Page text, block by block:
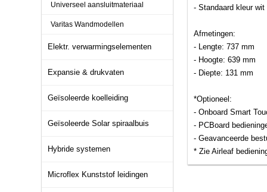
Universeel aansluitmateriaal
Varitas Wandmodellen
Elektr. verwarmingselementen
Expansie & drukvaten
Geïsoleerde koelleiding
Geïsoleerde Solar spiraalbuis
Hybride systemen
Microflex Kunststof leidingen
- Standaard kleur wit
Afmetingen:
- Lengte: 737 mm
- Hoogte: 639 mm
- Diepte: 131 mm
*Optioneel:
- Onboard Smart
- PCBoard
- Geavanceerde
* Zie Airleaf